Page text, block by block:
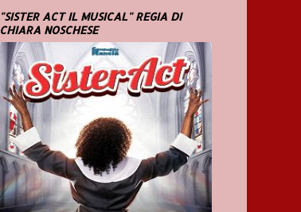
"SISTER ACT IL MUSICAL" REGIA DI
CHIARA NOSCHESE